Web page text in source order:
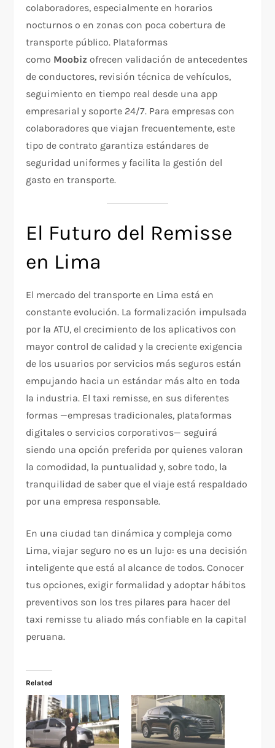
colaboradores, especialmente en horarios
nocturnos o en zonas con poca cobertura de
transporte público. Plataformas
como Moobiz ofrecen validación de antecedentes
de conductores, revisión técnica de vehículos,
seguimiento en tiempo real desde una app
empresarial y soporte 24/7. Para empresas con
colaboradores que viajan frecuentemente, este
tipo de contrato garantiza estándares de
seguridad uniformes y facilita la gestión del
gasto en transporte.​
El Futuro del Remisse
en Lima
El mercado del transporte en Lima está en
constante evolución. La formalización impulsada
por la ATU, el crecimiento de los aplicativos con
mayor control de calidad y la creciente exigencia
de los usuarios por servicios más seguros están
empujando hacia un estándar más alto en toda
la industria. El taxi remisse, en sus diferentes
formas —empresas tradicionales, plataformas
digitales o servicios corporativos— seguirá
siendo una opción preferida por quienes valoran
la comodidad, la puntualidad y, sobre todo, la
tranquilidad de saber que el viaje está respaldado
por una empresa responsable.​
En una ciudad tan dinámica y compleja como
Lima, viajar seguro no es un lujo: es una decisión
inteligente que está al alcance de todos. Conocer
tus opciones, exigir formalidad y adoptar hábitos
preventivos son los tres pilares para hacer del
taxi remisse tu aliado más confiable en la capital
peruana.
Related